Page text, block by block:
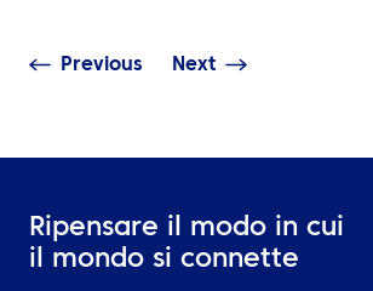
Previous Next
Ripensare il modo in cui
il mondo si connette